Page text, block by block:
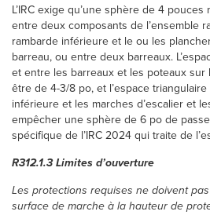
L’IRC exige qu’une sphère de 4
entre deux composants de l’ensemble
rambarde inférieure et le ou les
barreau, ou entre deux barreaux.
et entre les barreaux et les poteaux
être de 4-3/8 po, et l’espace
inférieure et les marches d’escalier et
empêcher une sphère de 6 po de
spécifique de l’IRC 2024 qui traite de
R312.1.3 Limites d’ouverture
Les protections requises ne doivent
surface de marche à la hauteur de